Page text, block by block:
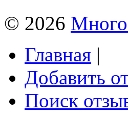
© 2026 Много
Главная |
Добавить
Поиск